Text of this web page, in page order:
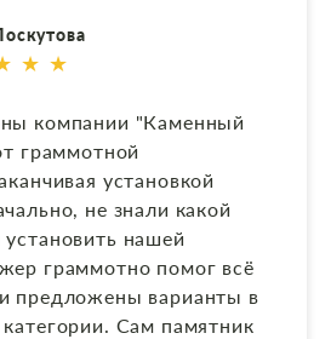
На каждом этапе
и
самой установкой. Все
качественно и
договором
рассрочка в оплате.
благодарность
памятника, сделал
Скрыть
★ ★
компании "Каменный
граммотной
установкой
не знали какой
нашей
граммотно помог всё
предложены варианты в
Сам памятник